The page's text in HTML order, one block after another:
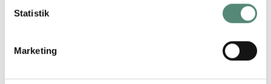
Statistik
Marketing